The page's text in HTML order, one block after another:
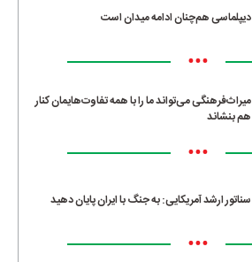
دیپلماسی هم‌چنان ادامه میدان است
•••
میراث‌فرهنگی می‌تواند ما را با همه تفاوت‌هایمان کنار
هم بنشاند
•••
سناتور ارشد آمریکایی: به جنگ با ایران پایان دهید
•••